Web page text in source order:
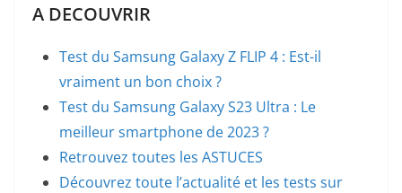
A DECOUVRIR
Test du Samsung Galaxy Z FLIP 4 : Est-il
vraiment un bon choix ?
Test du Samsung Galaxy S23 Ultra : Le
meilleur smartphone de 2023 ?
Retrouvez toutes les ASTUCES
Découvrez toute l’actualité et les tests sur